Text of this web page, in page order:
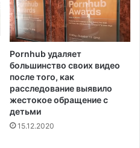
Pornhub удаляет
большинство своих видео
после того, как
расследование выявило
жестокое обращение с
детьми
15.12.2020